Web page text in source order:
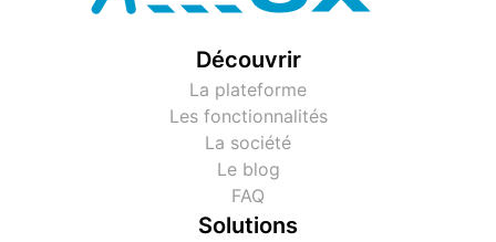
Découvrir
La plateforme
Les fonctionnalités
La société
Le blog
FAQ
Solutions